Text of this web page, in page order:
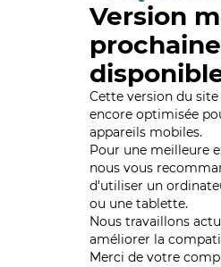
Version
Cette version du site
encore optimisée
appareils mobiles.
Pour une meilleure
nous vous
d'utiliser un
ou une tablette.
Nous travaillons
améliorer la
Merci de votre